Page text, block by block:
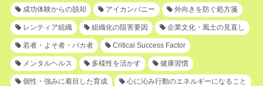
成功体験からの脱却 アイカンパニー 外向きを防ぐ処方箋
レンティア組織 組織化の阻害要因 企業文化・風土の見直し
若者・よそ者・バカ者 Critical Success Factor
メンタルヘルス 多様性を活かす 健康習慣
個性・強みに着目した育成 心に沁み行動のエネルギーになること